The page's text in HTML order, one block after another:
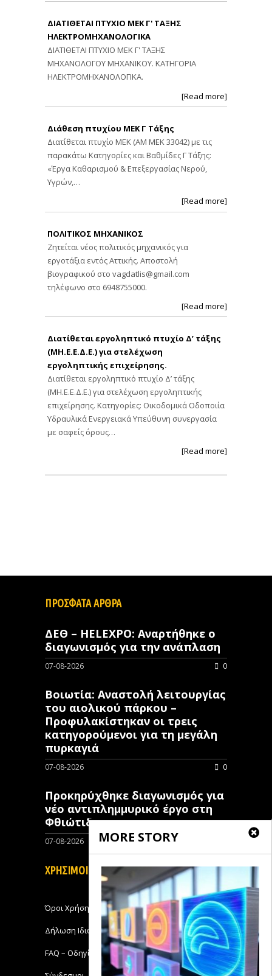
ΔΙΑΤΙΘΕΤΑΙ ΠΤΥΧΙΟ ΜΕΚ Γ' ΤΑΞΗΣ
ΗΛΕΚΤΡΟΜΗΧΑΝΟΛΟΓΙΚΑ
ΔΙΑΤΙΘΕΤΑΙ ΠΤΥΧΙΟ ΜΕΚ Γ' ΤΑΞΗΣ
ΜΗΧΑΝΟΛΟΓΟΥ ΜΗΧΑΝΙΚΟΥ. ΚΑΤΗΓΟΡΙΑ
ΗΛΕΚΤΡΟΜΗΧΑΝΟΛΟΓΙΚΑ.
[Read more]
Διάθεση πτυχίου ΜΕΚ Γ Τάξης
Διατίθεται πτυχίο ΜΕΚ (ΑΜ ΜΕΚ 33042) με τις
παρακάτω Κατηγορίες και Βαθμίδες Γ Τάξης:
«Έργα Καθαρισμού & Επεξεργασίας Νερού,
Υγρών,…
[Read more]
ΠΟΛΙΤΙΚΟΣ ΜΗΧΑΝΙΚΟΣ
Ζητείται νέος πολιτικός μηχανικός για
εργοτάξια εντός Αττικής. Αποστολή
βιογραφικού στο vagdatlis@gmail.com
τηλέφωνο στο 6948755000.
[Read more]
Διατίθεται εργοληπτικό πτυχίο Δ’ τάξης
(ΜΗ.Ε.Ε.Δ.Ε.) για στελέχωση
εργοληπτικής επιχείρησης.
Διατίθεται εργοληπτικό πτυχίο Δ’ τάξης
(ΜΗ.Ε.Ε.Δ.Ε.) για στελέχωση εργοληπτικής
επιχείρησης. Κατηγορίες: Οικοδομικά Οδοποιία
Υδραυλικά Ενεργειακά Υπεύθυνη συνεργασία
με σαφείς όρους…
[Read more]
MORE STORY
ΠΡΟΣΦΑΤΑ ΑΡΘΡΑ
ΔΕΘ – HELEXPO: Αναρτήθηκε ο
διαγωνισμός για την ανάπλαση
07-08-2026 0
Βοιωτία: Αναστολή λειτουργίας
του αιολικού πάρκου –
Προφυλακίστηκαν οι τρεις
κατηγορούμενοι για τη μεγάλη
πυρκαγιά
07-08-2026 0
Προκηρύχθηκε διαγωνισμός για
νέo αντιπλημμυρικό έργο στη
Φθιώτιδα
07-08-2026
ΧΡΗΣΙΜΟΙ ΣΥΝΔΕΣΜΟΙ
Όροι Χρήσης
Δήλωση Ιδιωτικότητας
FAQ – Οδηγίες Χρήσης